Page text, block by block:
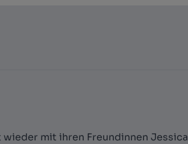
mit ihren Freundinnen Jessica